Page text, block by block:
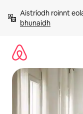
chuig
ábhar
Aistríodh roinnt
bhunaidh